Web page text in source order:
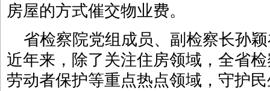
房屋的方式催交物业费。
省检察院党组成员、副检察长孙
近年来，除了关注住房领域，全省
劳动者保护等重点热点领域，守护